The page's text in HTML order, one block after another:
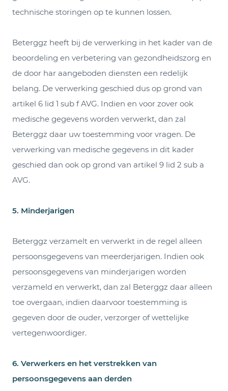
technische storingen op te kunnen lossen.
Beterggz heeft bij de verwerking in het kader van de
beoordeling en verbetering van gezondheidszorg en
de door har aangeboden diensten een redelijk
belang. De verwerking geschied dus op grond van
artikel 6 lid 1 sub f AVG. Indien en voor zover ook
medische gegevens worden verwerkt, dan zal
Beterggz daar uw toestemming voor vragen. De
verwerking van medische gegevens in dit kader
geschied dan ook op grond van artikel 9 lid 2 sub a
AVG.
5. Minderjarigen
Beterggz verzamelt en verwerkt in de regel alleen
persoonsgegevens van meerderjarigen. Indien ook
persoonsgegevens van minderjarigen worden
verzameld en verwerkt, dan zal Beterggz daar alleen
toe overgaan, indien daarvoor toestemming is
gegeven door de ouder, verzorger of wettelijke
vertegenwoordiger.
6. Verwerkers en het verstrekken van
persoonsgegevens aan derden